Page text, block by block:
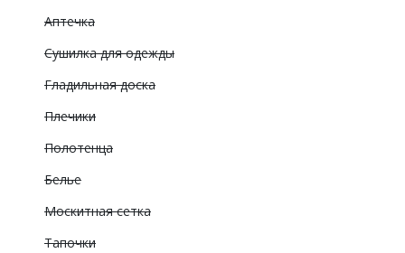
Аптечка
Сушилка для одежды
Гладильная доска
Плечики
Полотенца
Белье
Москитная сетка
Тапочки